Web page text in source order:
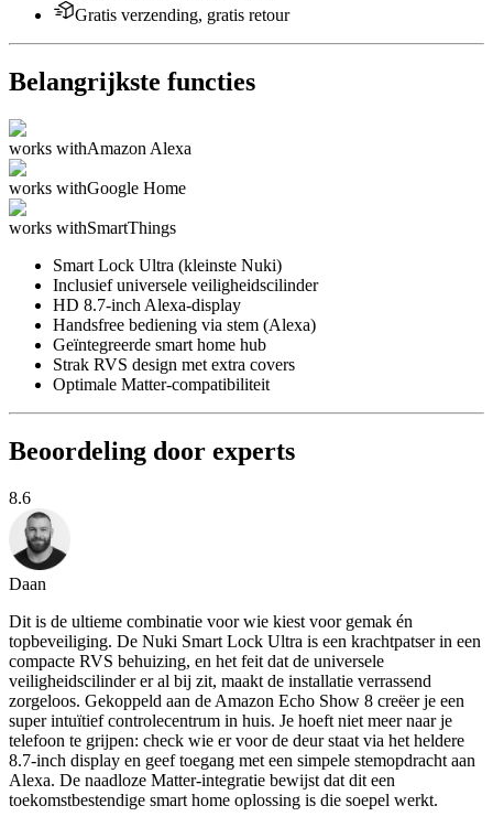
Gratis verzending, gratis retour
Belangrijkste functies
works withAmazon Alexa
works withGoogle Home
works withSmartThings
Smart Lock Ultra (kleinste Nuki)
Inclusief universele veiligheidscilinder
HD 8.7-inch Alexa-display
Handsfree bediening via stem (Alexa)
Geïntegreerde smart home hub
Strak RVS design met extra covers
Optimale Matter-compatibiliteit
Beoordeling door experts
8.6
Daan
Dit is de ultieme combinatie voor wie kiest voor gemak én
topbeveiliging. De Nuki Smart Lock Ultra is een krachtpatser in een
compacte RVS behuizing, en het feit dat de universele
veiligheidscilinder er al bij zit, maakt de installatie verrassend
zorgeloos. Gekoppeld aan de Amazon Echo Show 8 creëer je een
super intuïtief controlecentrum in huis. Je hoeft niet meer naar je
telefoon te grijpen: check wie er voor de deur staat via het heldere
8.7-inch display en geef toegang met een simpele stemopdracht aan
Alexa. De naadloze Matter-integratie bewijst dat dit een
toekomstbestendige smart home oplossing is die soepel werkt.